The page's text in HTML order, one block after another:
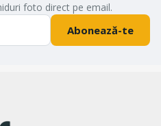
foto direct pe email.
Abonează-te